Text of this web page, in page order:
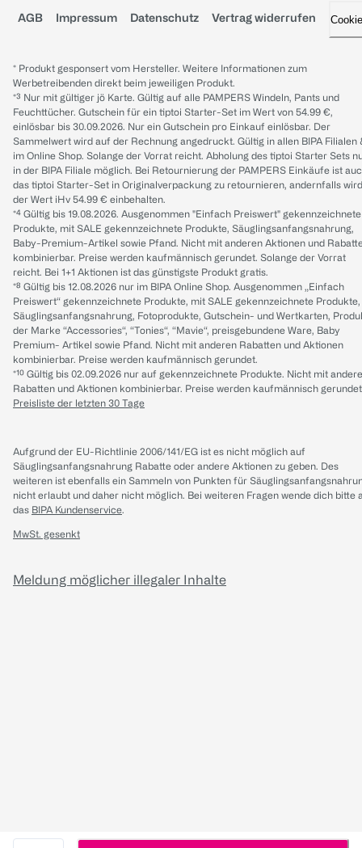
AGB Impressum Datenschutz Vertrag widerrufen
* Produkt gesponsert vom Hersteller. Weitere Informationen zum
Werbetreibenden direkt beim jeweiligen Produkt.
*³ Nur mit gültiger jö Karte. Gültig auf alle PAMPERS Windeln, Pants und
Feuchttücher. Gutschein für ein tiptoi Starter-Set im Wert von 54.99 €,
einlösbar bis 30.09.2026. Nur ein Gutschein pro Einkauf einlösbar. Der
Sammelwert wird auf der Rechnung angedruckt. Gültig in allen BIPA Filialen
im Online Shop. Solange der Vorrat reicht. Abholung des tiptoi Starter Sets
in der BIPA Filiale möglich. Bei Retournierung der PAMPERS Einkäufe ist
das tiptoi Starter-Set in Originalverpackung zu retournieren, andernfalls wird
der Wert iHv 54.99 € einbehalten.
*⁴ Gültig bis 19.08.2026. Ausgenommen "Einfach Preiswert" gekennzeichnete
Produkte, mit SALE gekennzeichnete Produkte, Säuglingsanfangsnahrung,
Baby-Premium-Artikel sowie Pfand. Nicht mit anderen Aktionen und
kombinierbar. Preise werden kaufmännisch gerundet. Solange der Vorrat
reicht. Bei 1+1 Aktionen ist das günstigste Produkt gratis.
*⁸ Gültig bis 12.08.2026 nur im BIPA Online Shop. Ausgenommen „Einfach
Preiswert“ gekennzeichnete Produkte, mit SALE gekennzeichnete Produkte,
Säuglingsanfangsnahrung, Fotoprodukte, Gutschein- und Wertkarten,
der Marke “Accessories“, “Tonies“, “Mavie“, preisgebundene Ware, Baby
Premium- Artikel sowie Pfand. Nicht mit anderen Rabatten und Aktionen
kombinierbar. Preise werden kaufmännisch gerundet.
*¹⁰ Gültig bis 02.09.2026 nur auf gekennzeichnete Produkte. Nicht mit
Rabatten und Aktionen kombinierbar. Preise werden kaufmännisch
Preisliste der letzten 30 Tage
Aufgrund der EU-Richtlinie 2006/141/EG ist es nicht möglich auf
Säuglingsanfangsnahrung Rabatte oder andere Aktionen zu geben. Des
weiteren ist ebenfalls ein Sammeln von Punkten für
nicht erlaubt und daher nicht möglich. Bei weiteren Fragen wende dich bitte
das BIPA Kundenservice.
MwSt. gesenkt
Meldung möglicher illegaler Inhalte